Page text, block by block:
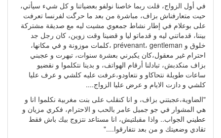
في أول الزواج، قلت ربما خاصنا نولفو بعضياتنا و كل شيء سيأتي،
حيت متعارفناش بزاف، مباشرة من بعد ما حرگت لفرنسا تعرفت
على بوعلام في إطار نشاط جمعوي مشيت ليه مع صديقة مشتركة
بيننا، قدماتني ليه و قدماتو ليا و قضينا وقت زوين، كان رجل جد
خلوق و prévenant، gentleman ،كلمات موزونة و في مكانها،
احترام غير معقول،كان يكبرني بعشرة سنوات، تبهرت و عجبني
بزاف منكدبش، تبادلنا أرقام الهواتف، و بدينا نتكلموا و نقضيو
ساعات طويلة نتحاكاو و نتعاودو،عرفت عليه كلشي و عرف عليا
كلشي و دازت الايام و عرض عليا الزواج....
"الضاوية،عجبتني بزاف، و انا كنقلب على بنت مغربية نكلموا انا و
هي المشوار في جو جميل عامر بالحب و الاحترام، فكري مزيان و
عطيني الجواب.. واذا مقبلتيش، انا مستاعد نتزوج بيك باش فقط
تقادي وضعيتك و من بعد نتفارقوا...."